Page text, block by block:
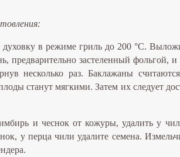
духовку в режиме гриль до 200 °С.
предварительно застеленный фольгой, и
несколько раз. Баклажаны
станут мягкими. Затем их следует
и чеснок от кожуры, удалить у
у перца чили удалите семена.